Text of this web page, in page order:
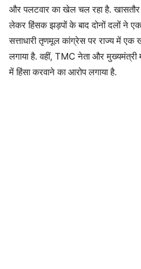
और पलटवार का खेल चल रहा है. खासतौर
लेकर हिंसक झड़पों के बाद दोनों दलों ने
सत्ताधारी तृणमूल कांग्रेस पर राज्य में एक
लगाया है. वहीं, TMC नेता और मुख्यमंत्री
में हिंसा करवाने का आरोप लगाया है.